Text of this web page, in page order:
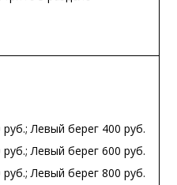
Левый берег 400 руб.
Левый берег 600 руб.
Левый берег 800 руб.